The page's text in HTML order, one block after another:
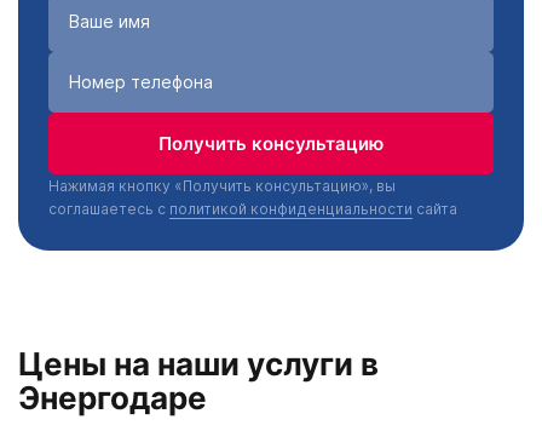
Получить консультацию
Нажимая кнопку «Получить консультацию», вы
соглашаетесь с политикой конфиденциальности сайта
Цены на наши услуги в
Энергодаре